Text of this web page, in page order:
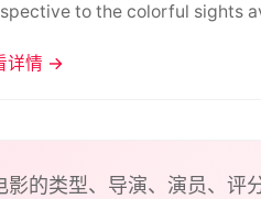
to the colorful sights
详情 →
影的类型、导演、演员、评